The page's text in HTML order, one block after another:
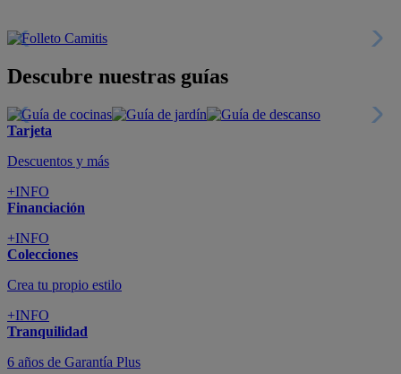
Descubre nuestras guías
Tarjeta
Descuentos y más
+INFO
Financiación
+INFO
Colecciones
Crea tu propio estilo
+INFO
Tranquilidad
6 años de Garantía Plus